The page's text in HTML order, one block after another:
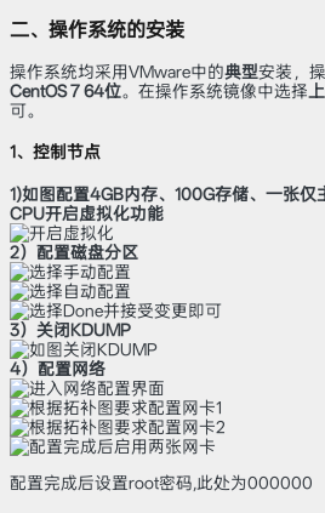
二、操作系统的安装
操作系统均采用VMware中的典型安装，
CentOS 7 64位。在操作系统镜像中选择
可。
1、控制节点
1)如图配置4GB内存、100G存储、一张仅
CPU开启虚拟化功能
2）配置磁盘分区
3）关闭KDUMP
4）配置网络
配置完成后设置root密码,此处为000000